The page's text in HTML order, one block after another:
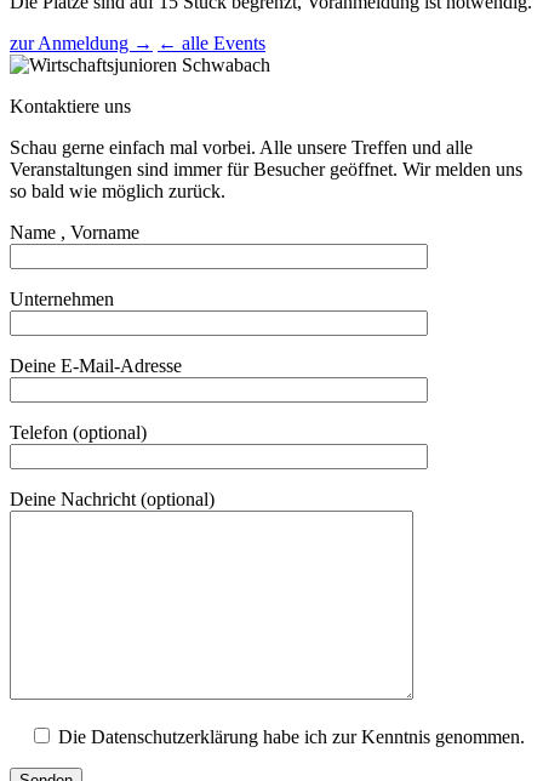
zur Anmeldung → ← alle Events
Kontaktiere uns
Schau gerne einfach mal vorbei. Alle unsere Treffen und alle
Veranstaltungen sind immer für Besucher geöffnet. Wir melden uns
so bald wie möglich zurück.
Name , Vorname
Unternehmen
Deine E-Mail-Adresse
Telefon (optional)
Deine Nachricht (optional)
Die Datenschutzerklärung habe ich zur Kenntnis genommen.